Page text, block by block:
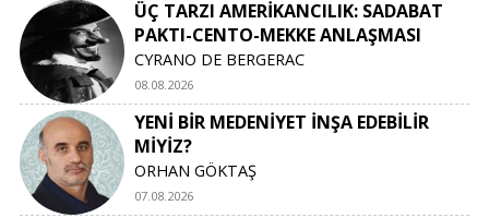
ÜÇ TARZI AMERİKANCILIK: SADABAT
PAKTI-CENTO-MEKKE ANLAŞMASI
CYRANO DE BERGERAC
08.08.2026
YENİ BİR MEDENİYET İNŞA EDEBİLİR
MİYİZ?
ORHAN GÖKTAŞ
07.08.2026